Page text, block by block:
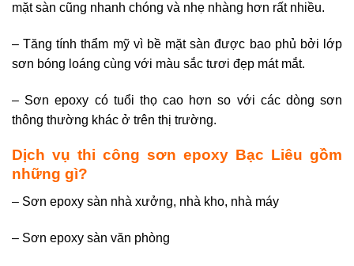
mặt sàn cũng nhanh chóng và nhẹ nhàng hơn rất nhiều.
– Tăng tính thẩm mỹ vì bề mặt sàn được bao phủ bởi lớp
sơn bóng loáng cùng với màu sắc tươi đẹp mát mắt.
– Sơn epoxy có tuổi thọ cao hơn so với các dòng sơn
thông thường khác ở trên thị trường.
Dịch vụ thi công sơn epoxy Bạc Liêu gồm
những gì?
– Sơn epoxy sàn nhà xưởng, nhà kho, nhà máy
– Sơn epoxy sàn văn phòng